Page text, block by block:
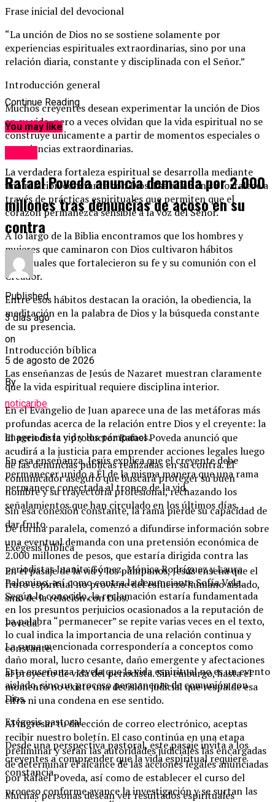
Frase inicial del devocional
“La unción de Dios no se sostiene solamente por
experiencias espirituales extraordinarias, sino por una
relación diaria, constante y disciplinada con el Señor.”
Introducción general
Muchos creyentes desean experimentar la unción de Dios
en su vida, pero a veces olvidan que la vida espiritual no se
construye únicamente a partir de momentos especiales o
experiencias extraordinarias.
La verdadera fortaleza espiritual se desarrolla mediante
una relación constante con Dios. Esa relación se fortalece a
través de prácticas espirituales que permiten que el
corazón permanezca sensible a la voz del Señor.
A lo largo de la Biblia encontramos que los hombres y
mujeres que caminaron con Dios cultivaron hábitos
espirituales que fortalecieron su fe y su comunión con el
Creador.
Entre esos hábitos destacan la oración, la obediencia, la
meditación en la palabra de Dios y la búsqueda constante
de su presencia.
Introducción bíblica
Las enseñanzas de Jesús de Nazaret muestran claramente
que la vida espiritual requiere disciplina interior.
En el Evangelio de Juan aparece una de las metáforas más
profundas acerca de la relación entre Dios y el creyente: la
imagen de la vid y los pámpanos.
En esa enseñanza, Jesús explica que el creyente debe
permanecer unido a Él de la misma manera que una rama
permanece conectada al tronco de la vid.
Sin esa conexión constante, la rama pierde su capacidad de
dar fruto.
Exégesis bíblica
En el pasaje de la vid y los pámpanos, Jesús enseña que el
fruto espiritual no proviene del esfuerzo humano aislado,
sino de la relación con Dios.
La palabra “permanecer” se repite varias veces en el texto,
lo cual indica la importancia de una relación continua y
constante.
Esta enseñanza revela que la vida espiritual no es un evento
aislado, sino un proceso permanente de comunión con
Dios.
Exégesis pastoral
Desde una perspectiva pastoral, este pasaje invita a los
creyentes a comprender que la vida espiritual requiere
constancia.
Muchas personas desean ver resultados espirituales
Continue Reading
You may like
Rafael Poveda anuncia demanda por 2.000
millones tras denuncias de acoso en su
contra
Published
3 días ago
on
5 de agosto de 2026
By
noticaribe
El periodista y productor Rafael Poveda anunció que
acudirá a la justicia para emprender acciones legales luego
de las denuncias públicas realizadas en su contra. El
comunicador aseguró que buscará proteger su buen
nombre y su trayectoria profesional, rechazando los
señalamientos que han circulado en los últimos días.
De forma paralela, comenzó a difundirse información sobre
una eventual demanda con una pretensión económica de
2.000 millones de pesos, que estaría dirigida contra las
periodistas Juanita Gómez, Mónica Rodríguez y Laura
Palomino, así como contra la denunciante Sofía Vela.
Según lo conocido, la reclamación estaría fundamentada
en los presuntos perjuicios ocasionados a la reputación de
Poveda.
La suma mencionada correspondería a conceptos como
daño moral, lucro cesante, daño emergente y afectaciones
al proyecto de vida del periodista. Sin embargo, hasta el
momento no existe una decisión judicial que respalde esa
cifra ni una condena en ese sentido.
Al ingresar tu dirección de correo electrónico, aceptas
recibir nuestro boletín. El caso continúa en una etapa
preliminar y serán las autoridades judiciales las encargadas
de determinar el alcance de las acciones legales anunciadas
por Rafael Poveda, así como de establecer el curso del
proceso conforme avance la investigación y se surtan las